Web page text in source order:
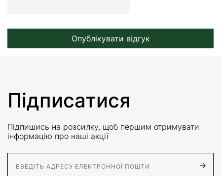
Опублікувати відгук
Підписатися
Підпишись на розсилку, щоб першим отримувати
інформацію про наші акції